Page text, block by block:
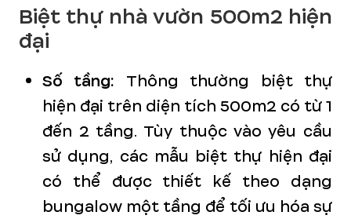
Biệt thự nhà vườn 500m2 hiện
đại
Số tầng: Thông thường biệt thự
hiện đại trên diện tích 500m2 có từ 1
đến 2 tầng. Tùy thuộc vào yêu cầu
sử dụng, các mẫu biệt thự hiện đại
có thể được thiết kế theo dạng
bungalow một tầng để tối ưu hóa sự